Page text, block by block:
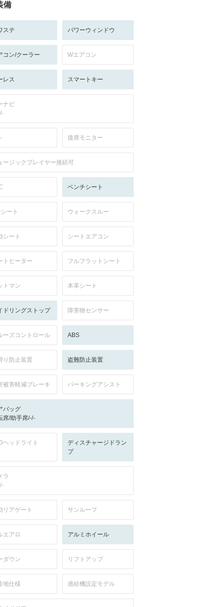
備
ステ パワーウィンドウ
コン/クーラー Wエアコン
レス スマートキー
ナビ
後席モニター
ージックプレイヤー接続可
ベンチシート
ート ウォークスルー
シート シートエアコン
トヒーター フルフラットシート
トマン 本革シート
ドリングストップ 障害物センサー
ーズコントロール ABS
り防止装置 盗難防止装置
被害軽減ブレーキ パーキングアシスト
バッグ
席/助手席/-/-
ヘッドライト
ディスチャージドラン
プ
ラ
リアゲート サンルーフ
エアロ アルミホイール
ダウン リフトアップ
地仕様 過給機設定モデル